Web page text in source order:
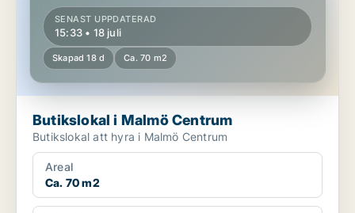
SENAST UPPDATERAD
15:33 • 18 juli
Skapad 18 d Ca. 70 m2
Butikslokal i Malmö Centrum
Butikslokal att hyra i Malmö Centrum
Areal
Ca. 70 m2